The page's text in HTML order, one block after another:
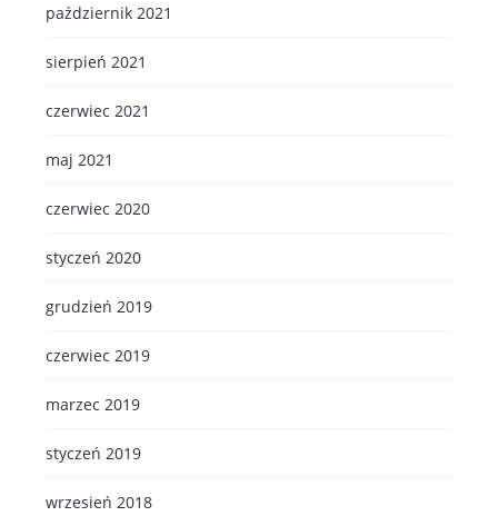
październik 2021
sierpień 2021
czerwiec 2021
maj 2021
czerwiec 2020
styczeń 2020
grudzień 2019
czerwiec 2019
marzec 2019
styczeń 2019
wrzesień 2018